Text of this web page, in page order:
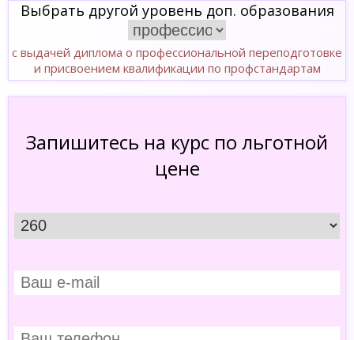
Выбрать другой уровень доп. образования
с выдачей диплома о профессиональной переподготовке
и присвоением квалификации по профстандартам
Запишитесь на курс по льготной
цене